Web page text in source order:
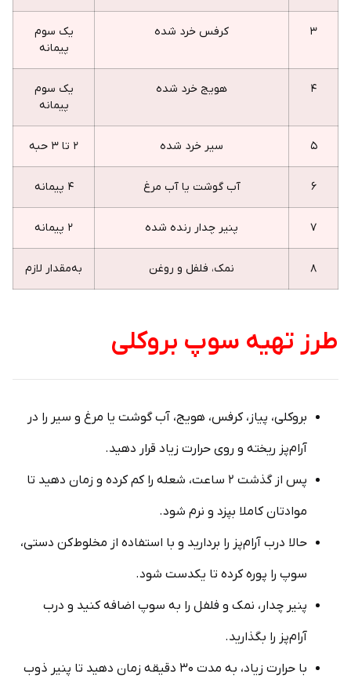
۳ کرفس خرد شده
یک سوم
پیمانه
۴ هویج خرد شده
یک سوم
پیمانه
۵ سیر خرد شده ۲ تا ۳ حبه
۶ آب گوشت یا آب مرغ ۴ پیمانه
۷ پنیر چدار رنده شده ۲ پیمانه
۸ نمک، فلفل و روغن به‌مقدار لازم
طرز تهیه سوپ بروکلی
بروکلی، پیاز، کرفس، هویج، آب گوشت یا مرغ و سیر را در
آرام‌پز ریخته و روی حرارت زیاد قرار دهید.
پس از گذشت ۲ ساعت، شعله را کم کرده و زمان دهید تا
موادتان کاملا بپزد و نرم شود.
حالا درب آرام‌پز را بردارید و با استفاده از مخلوط‌کن دستی،
سوپ را پوره کرده تا یکدست شود.
پنیر چدار، نمک و فلفل را به سوپ اضافه کنید و درب
آرام‌پز را بگذارید.
با حرارت زیاد، به مدت ۳۰ دقیقه زمان دهید تا پنیر ذوب